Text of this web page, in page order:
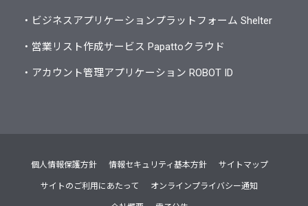
・ビジネスアプリケーションプラットフォーム Shelter
・営業リスト作成サービス Papattoクラウド
・アカウント管理アプリケーション ROBOT ID
個人情報保護方針 情報セキュリティ基本方針 サイトマップ
サイトのご利用にあたって オンラインプライバシー通知